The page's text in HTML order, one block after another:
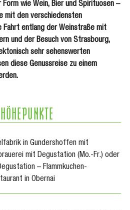
wie Wein, Bier und Spirituosen –
mit den verschiedensten
Fahrt entlang der Weinstraße mit
und der Besuch von Strasbourg,
sehr sehenswerten
diese Genussreise zu einem
in Gundershoffen mit
mit Degustation (Mo.-Fr.) oder
– Flammkuchen-
in Obernai